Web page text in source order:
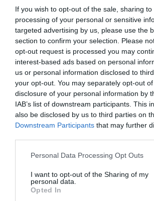
If you wish to opt-out of the sale, sharing
processing of your personal or sensitive
targeted advertising by us, please use the
section to confirm your selection. Please
opt-out request is processed you may
interest-based ads based on personal
us or personal information disclosed to
your opt-out. You may separately opt-out
disclosure of your personal information by
IAB’s list of downstream participants. This
also be disclosed by us to third parties on
Downstream Participants that may further
Please note that this website/app uses one
not limited to your visit or usage behaviour.
grant or deny consent to Google and its
use your data for below specified purposes
Personal Data Processing Opt Outs
I want to opt-out of the Sharing of my
personal data.
Opted In
PRONEWS.GR /ΔΙΕΘΝΗΣ ΑΣΦΑΛΕΙΑ
Οι Χούθι δοκιμάζουν την
συμμαχία Τουρκίας-
παράδοξο των ελληνικών
περιοχή
09.08.2026 | 09:45